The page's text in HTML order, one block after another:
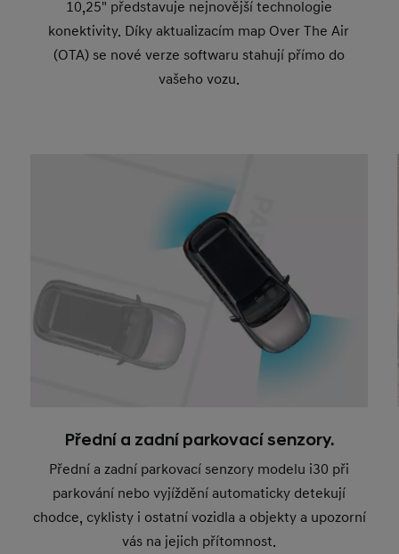
10,25" představuje nejnovější technologie
konektivity. Díky aktualizacím map Over The Air
(OTA) se nové verze softwaru stahují přímo do
vašeho vozu.
Přední a zadní parkovací senzory.
Přední a zadní parkovací senzory modelu i30 při
parkování nebo vyjíždění automaticky detekují
chodce, cyklisty i ostatní vozidla a objekty a upozorní
vás na jejich přítomnost.